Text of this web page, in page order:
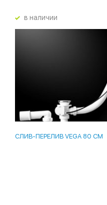
в наличии
СЛИВ-ПЕРЕЛИВ VEGA 80 СМ